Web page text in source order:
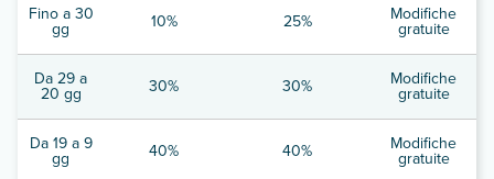
Fino a 30
gg 10% 25% Modifiche
gratuite
Da 29 a
20 gg 30% 30% Modifiche
gratuite
Da 19 a 9
gg 40% 40% Modifiche
gratuite